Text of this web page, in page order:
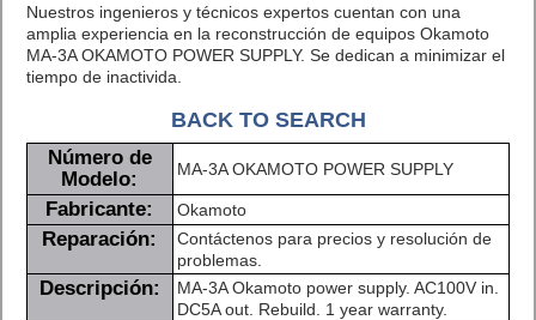
Nuestros ingenieros y técnicos expertos cuentan con una
amplia experiencia en la reconstrucción de equipos Okamoto
MA-3A OKAMOTO POWER SUPPLY. Se dedican a minimizar el
tiempo de inactivida.
BACK TO SEARCH
Número de
Modelo:
MA-3A OKAMOTO POWER SUPPLY
Fabricante: Okamoto
Reparación:
Contáctenos para precios y resolución de
problemas.
Descripción:
MA-3A Okamoto power supply. AC100V in.
DC5A out. Rebuild. 1 year warranty.